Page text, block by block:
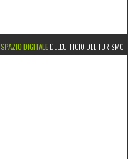
SPAZIO DIGITALE DELL'UFFICIO DEL TURISMO